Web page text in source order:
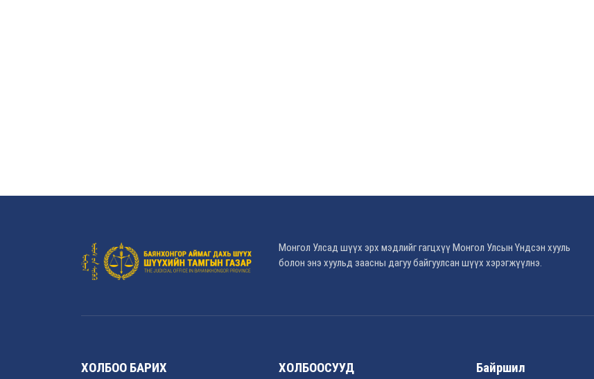
Монгол Улсад шүүх эрх мэдлийг гагцхүү Монгол Улсын Үндсэн хууль
болон энэ хуульд заасны дагуу байгуулсан шүүх хэрэгжүүлнэ.
ХОЛБОО БАРИХ ХОЛБООСУУД Байршил